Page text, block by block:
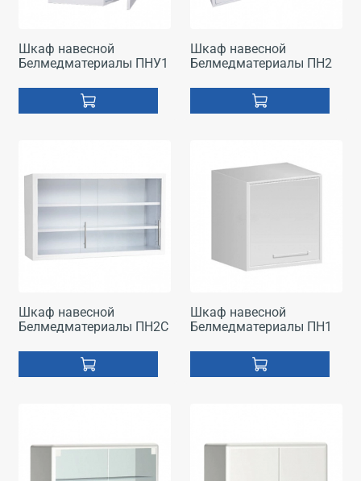
Шкаф навесной
Белмедматериалы ПНУ1
Шкаф навесной
Белмедматериалы ПН2
Шкаф навесной
Белмедматериалы ПН2С
Шкаф навесной
Белмедматериалы ПН1